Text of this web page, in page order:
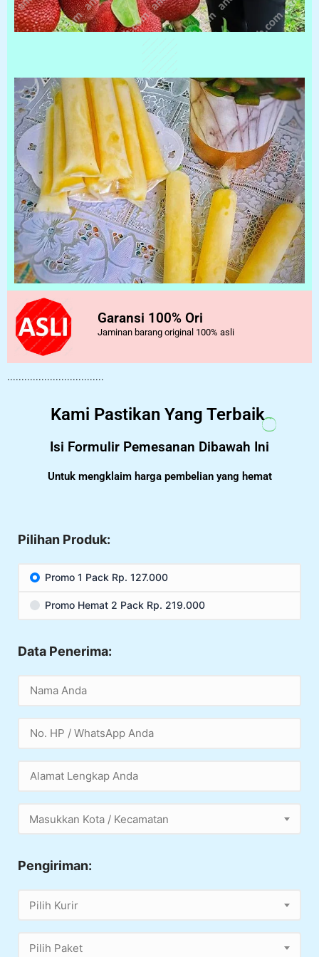
Garansi 100% Ori
Jaminan barang original 100% asli
..................................
Kami Pastikan Yang Terbaik
Isi Formulir Pemesanan Dibawah Ini
Untuk mengklaim harga pembelian yang hemat
Pilihan Produk:
Promo 1 Pack Rp. 127.000
Promo Hemat 2 Pack Rp. 219.000
Data Penerima:
Masukkan Kota / Kecamatan
Pengiriman:
Pilih Kurir
Pilih Paket